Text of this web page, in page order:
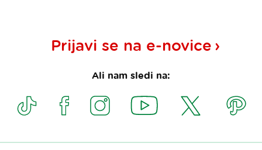
Prijavi se na e-novice
Ali nam sledi na: